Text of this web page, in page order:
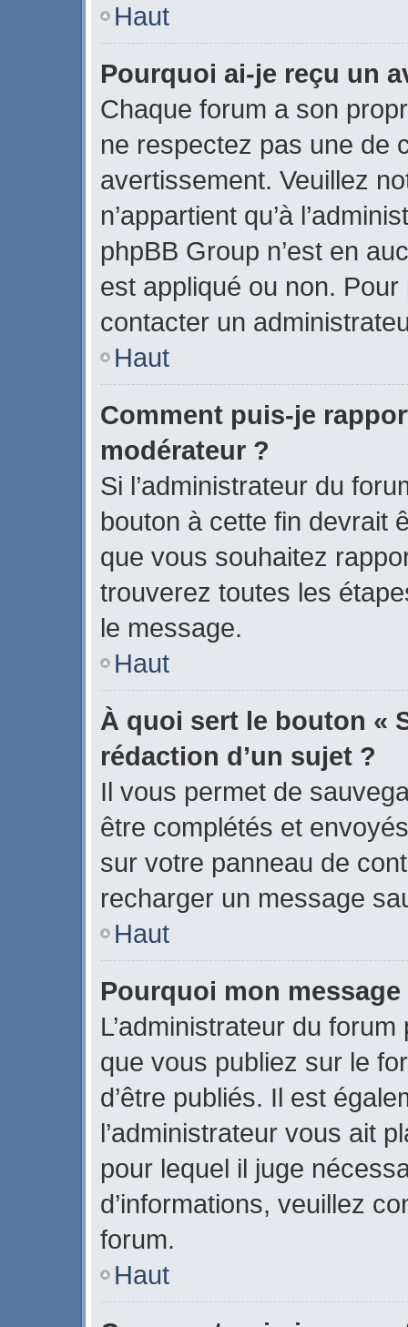
Haut
Pourquoi ai-je reçu un
Chaque forum a son
ne respectez pas une de
avertissement. Veuillez
n’appartient qu’à
phpBB Group n’est en
est appliqué ou non. Pour
contacter un
Haut
Comment puis-je
modérateur ?
Si l’administrateur du
bouton à cette fin devrait
que vous souhaitez
trouverez toutes les
le message.
Haut
À quoi sert le bouton «
rédaction d’un sujet ?
Il vous permet de
être complétés et
sur votre panneau de
recharger un message
Haut
Pourquoi mon
L’administrateur du
que vous publiez sur le
d’être publiés. Il est
l’administrateur vous ait
pour lequel il juge
d’informations, veuillez
forum.
Haut